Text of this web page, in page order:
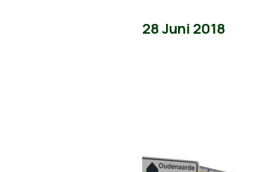
28 Juni 2018